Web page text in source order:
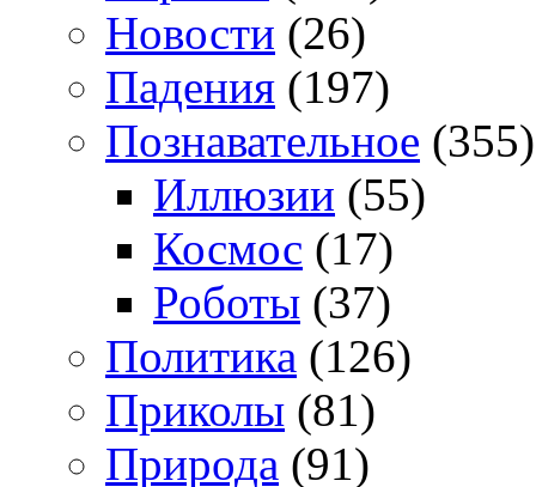
Новости (26)
Падения (197)
Познавательное (355)
Иллюзии (55)
Космос (17)
Роботы (37)
Политика (126)
Приколы (81)
Природа (91)